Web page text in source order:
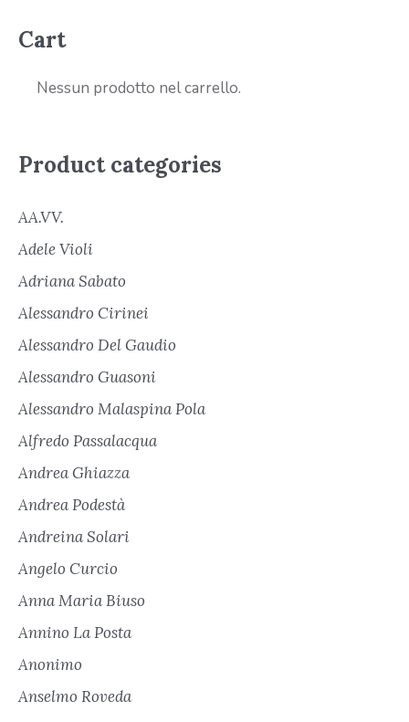
Cart
Nessun prodotto nel carrello.
Product categories
AA.VV.
Adele Violi
Adriana Sabato
Alessandro Cirinei
Alessandro Del Gaudio
Alessandro Guasoni
Alessandro Malaspina Pola
Alfredo Passalacqua
Andrea Ghiazza
Andrea Podestà
Andreina Solari
Angelo Curcio
Anna Maria Biuso
Annino La Posta
Anonimo
Anselmo Roveda